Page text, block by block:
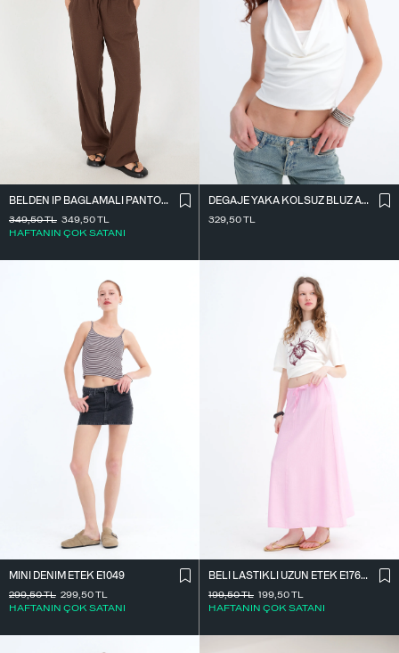
BELDEN İ̇P BAĞLAMALI PANTOLON PN16372-İ6
349,50TL
HAFTANIN ÇOK SATANI
349,50TL
DEGAJE YAKA KOLSUZ BLUZ A0980
329,50TL
MINI DENIM ETEK E1049
299,50TL
HAFTANIN ÇOK SATANI
299,50TL
BELI LASTIKLI UZUN ETEK E17627
199,50TL
HAFTANIN ÇOK SATANI
199,50TL